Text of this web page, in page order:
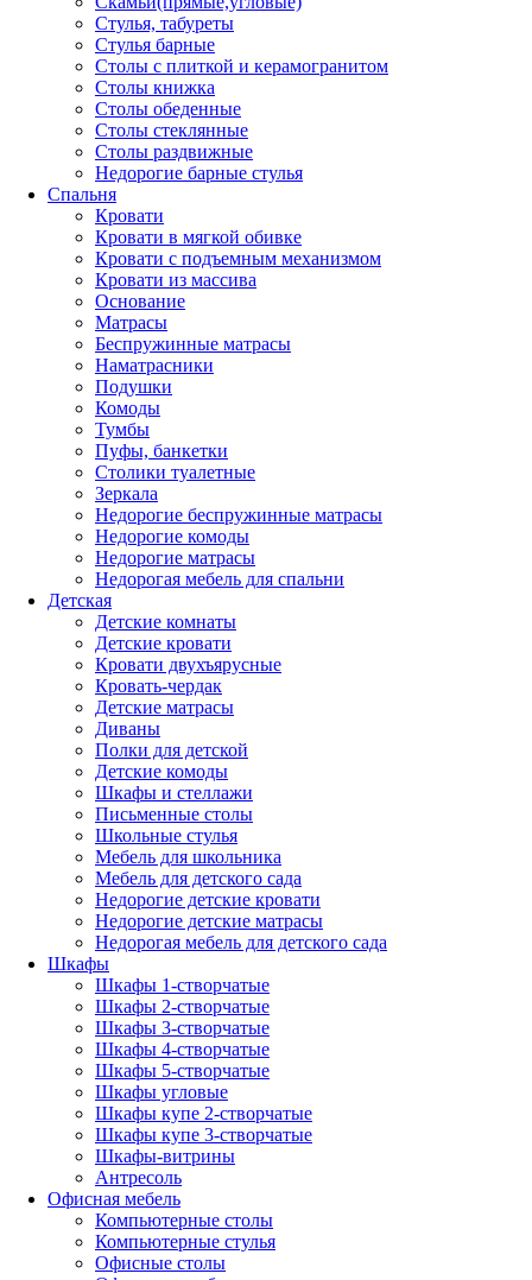
Стулья, табуреты
Стулья барные
Столы с плиткой и керамогранитом
Столы книжка
Столы обеденные
Столы стеклянные
Столы раздвижные
Недорогие барные стулья
Спальня
Кровати
Кровати в мягкой обивке
Кровати с подъемным механизмом
Кровати из массива
Основание
Матрасы
Беспружинные матрасы
Наматрасники
Подушки
Комоды
Тумбы
Пуфы, банкетки
Столики туалетные
Зеркала
Недорогие беспружинные матрасы
Недорогие комоды
Недорогие матрасы
Недорогая мебель для спальни
Детская
Детские комнаты
Детские кровати
Кровати двухъярусные
Кровать-чердак
Детские матрасы
Диваны
Полки для детской
Детские комоды
Шкафы и стеллажи
Письменные столы
Школьные стулья
Мебель для школьника
Мебель для детского сада
Недорогие детские кровати
Недорогие детские матрасы
Недорогая мебель для детского сада
Шкафы
Шкафы 1-створчатые
Шкафы 2-створчатые
Шкафы 3-створчатые
Шкафы 4-створчатые
Шкафы 5-створчатые
Шкафы угловые
Шкафы купе 2-створчатые
Шкафы купе 3-створчатые
Шкафы-витрины
Антресоль
Офисная мебель
Компьютерные столы
Компьютерные стулья
Офисные столы